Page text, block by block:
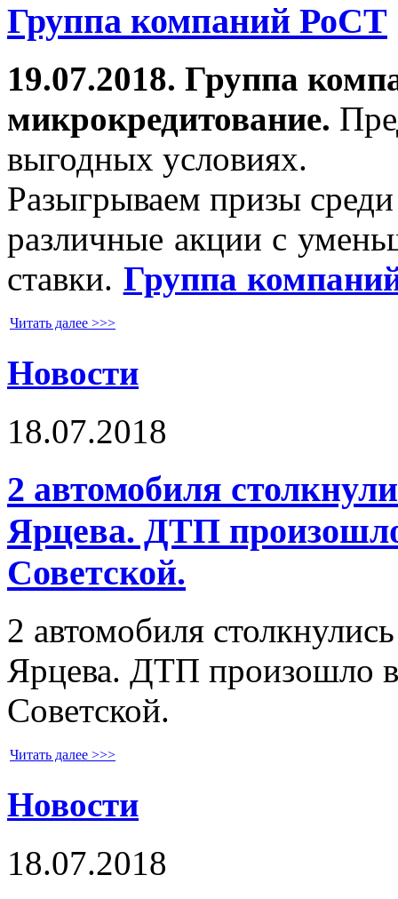
Группа компаний РоСТ
19.07.2018. Группа
микрокредитование.
выгодных условиях.
Разыгрываем призы
различные акции с
ставки. Группа
Читать далее >>>
Новости
18.07.2018
2 автомобиля
Ярцева. ДТП
Советской.
2 автомобиля
Ярцева. ДТП произошло
Советской.
Читать далее >>>
Новости
18.07.2018